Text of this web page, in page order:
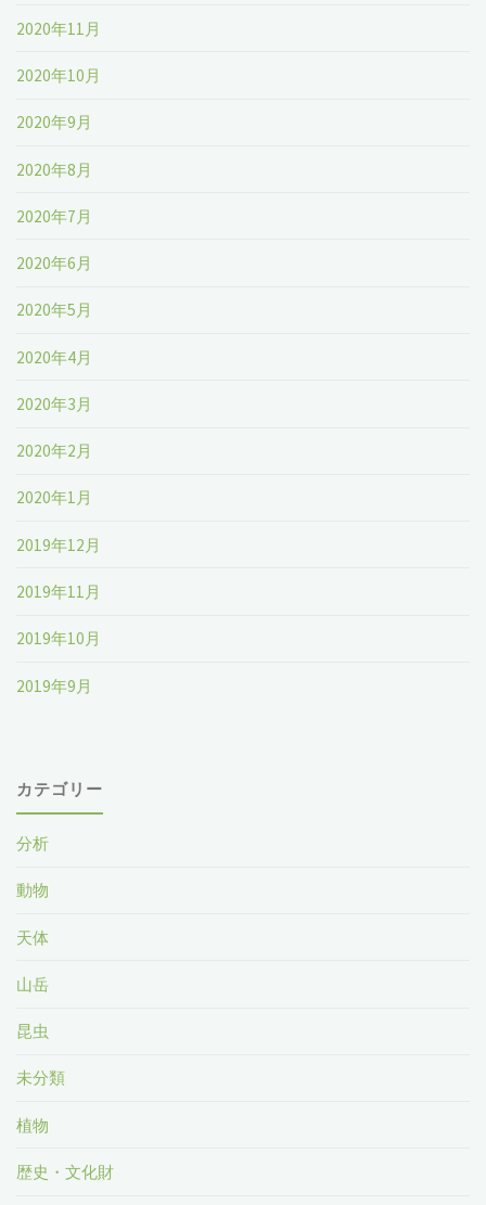
2020年11月
2020年10月
2020年9月
2020年8月
2020年7月
2020年6月
2020年5月
2020年4月
2020年3月
2020年2月
2020年1月
2019年12月
2019年11月
2019年10月
2019年9月
カテゴリー
分析
動物
天体
山岳
昆虫
未分類
植物
歴史・文化財